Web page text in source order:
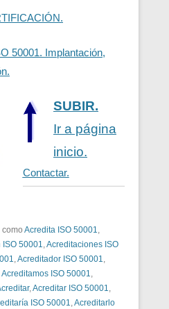
50001. Implantación,
SUBIR.
Ir a página
inicio.
Contactar.
como Acredita ISO 50001,
50001,Acreditaciones ISO
,Acreditador ISO 50001,
Acreditamos ISO 50001,
,Acreditar ISO 50001,
ISO 50001,Acreditarlo